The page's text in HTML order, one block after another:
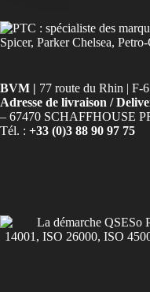
BVM | 77 route du Rhin |
Adresse de livraison /
– 67470 SCHAFFHOUSE
Tél. : +33 (0)3 88 90 97 75